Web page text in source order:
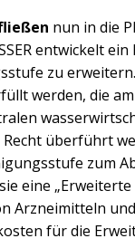
nun in die
entwickelt
zu
werden, die
überführt
zum
eine
Arzneimitteln
für die